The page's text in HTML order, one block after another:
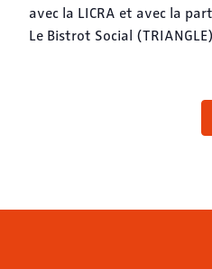
avec la LICRA et avec la
Le Bistrot Social (TRIANGLE)